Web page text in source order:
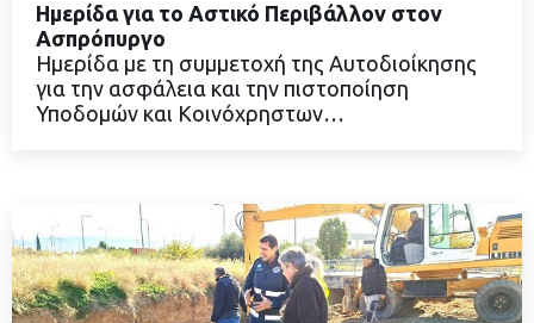
ΔΙΑΒΑΣΤΕ ΠΕΡΙΣΣΟΤΕΡΑ
Ημερίδα για το Αστικό Περιβάλλον στον
Ασπρόπυργο
Ημερίδα με τη συμμετοχή της Αυτοδιοίκησης
για την ασφάλεια και την πιστοποίηση
Υποδομών και Κοινόχρηστων…